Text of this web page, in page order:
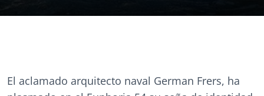
El aclamado arquitecto naval German Frers, ha